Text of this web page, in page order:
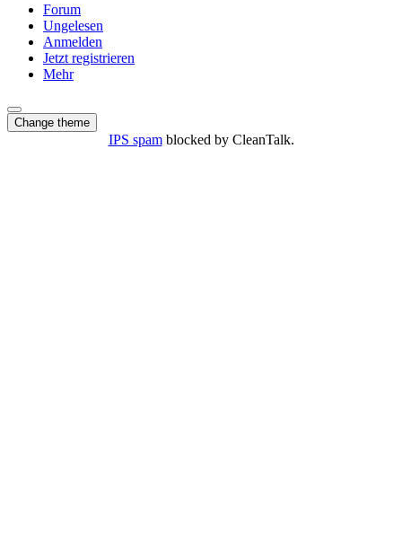
Forum
Ungelesen
Anmelden
Jetzt registrieren
Mehr
Change theme
IPS spamblocked by CleanTalk.